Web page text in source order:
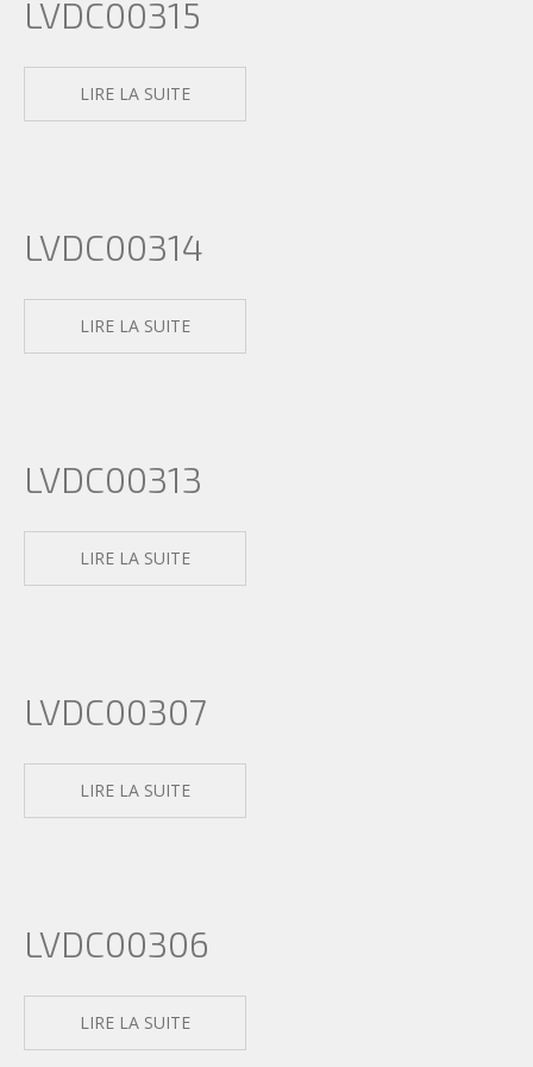
LVDC00315
LIRE LA SUITE
LVDC00314
LIRE LA SUITE
LVDC00313
LIRE LA SUITE
LVDC00307
LIRE LA SUITE
LVDC00306
LIRE LA SUITE